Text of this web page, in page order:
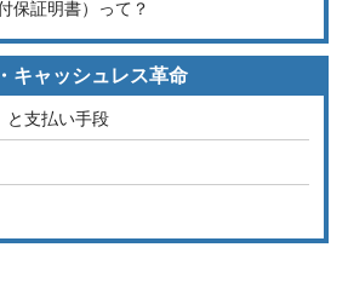
保証明書）って？
キャッシュレス革命
と支払い手段